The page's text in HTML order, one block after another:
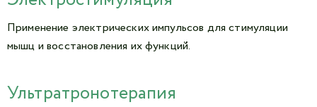
Применение электрических импульсов для стимуляции
мышц и восстановления их функций.
Ультратронотерапия